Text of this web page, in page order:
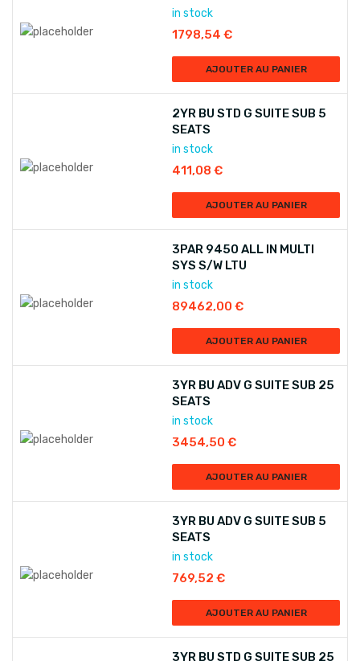
in stock
1798,54€
AJOUTER AU PANIER
2YR BU STD G SUITE SUB 5
SEATS
in stock
411,08€
AJOUTER AU PANIER
3PAR 9450 ALL IN MULTI
SYS S/W LTU
in stock
89462,00€
AJOUTER AU PANIER
3YR BU ADV G SUITE SUB 25
SEATS
in stock
3454,50€
AJOUTER AU PANIER
3YR BU ADV G SUITE SUB 5
SEATS
in stock
769,52€
AJOUTER AU PANIER
3YR BU STD G SUITE SUB 25